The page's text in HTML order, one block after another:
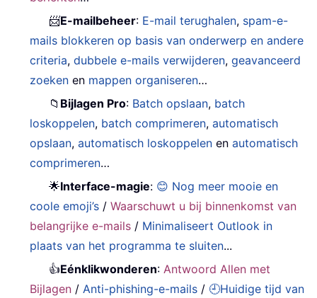
📨E-mailbeheer: E-mail terughalen, spam-e-
mails blokkeren op basis van onderwerp en andere
criteria,dubbele e-mails verwijderen,geavanceerd
zoeken en mappen organiseren…
📁 Bijlagen Pro: Batch opslaan, batch
loskoppelen, batch comprimeren,automatisch
opslaan,automatisch loskoppelen enautomatisch
comprimeren…
🌟Interface-magie: 😊 Nog meer mooie en
coole emoji’s /Waarschuwt u bij binnenkomst van
belangrijke e-mails / Minimaliseert Outlook in
plaats van het programma te sluiten...
👍Eénklikwonderen:Antwoord Allen met
Bijlagen /Anti-phishing-e-mails / 🕘Huidige tijd van